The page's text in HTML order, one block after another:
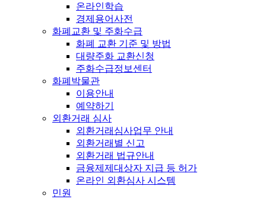
온라인학습
경제용어사전
화폐교환 및 주화수급
화폐 교환 기준 및 방법
대량주화 교환신청
주화수급정보센터
화폐박물관
이용안내
예약하기
외환거래 심사
외환거래심사업무 안내
외환거래별 신고
외환거래 법규안내
금융제제대상자 지급 등 허가
온라인 외환심사 시스템
민원